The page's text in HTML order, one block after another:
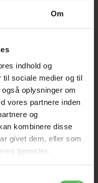
Om
indhold og
til sociale medier og til
oplysninger om
vores partnere inden
og
kombinere disse
givet dem, eller som
tjenester.